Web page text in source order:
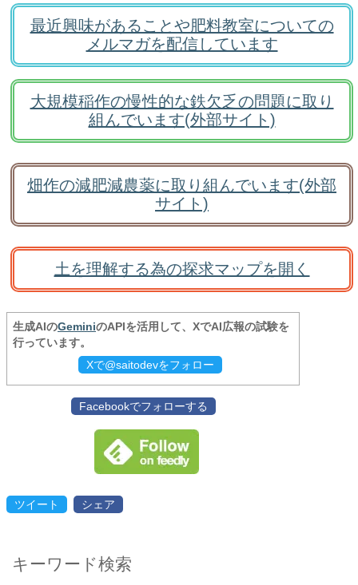
最近興味があることや肥料教室についての
メルマガを配信しています
大規模稲作の慢性的な鉄欠乏の問題に取り
組んでいます(外部サイト)
畑作の減肥減農薬に取り組んでいます(外部
サイト)
土を理解する為の探求マップを開く
生成AIのGeminiのAPIを活用して、XでAI広報の試験を
行っています。
Xで@saitodevをフォロー
Facebookでフォローする
ツイート シェア
キーワード検索